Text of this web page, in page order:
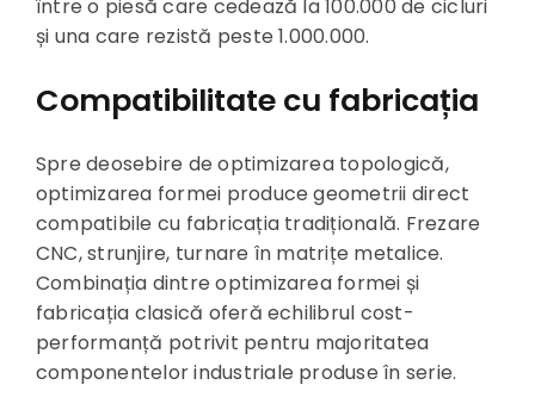
între o piesă care cedează la 100.000 de cicluri
și una care rezistă peste 1.000.000.
Compatibilitate cu fabricația
Spre deosebire de optimizarea topologică,
optimizarea formei produce geometrii direct
compatibile cu fabricația tradițională. Frezare
CNC, strunjire, turnare în matrițe metalice.
Combinația dintre optimizarea formei și
fabricația clasică oferă echilibrul cost-
performanță potrivit pentru majoritatea
componentelor industriale produse în serie.